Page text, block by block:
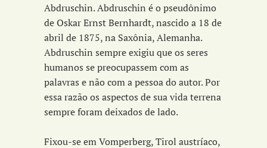
Abdruschin. Abdruschin é o pseudônimo
de Oskar Ernst Bernhardt, nascido a 18 de
abril de 1875, na Saxônia, Alemanha.
Abdruschin sempre exigiu que os seres
humanos se preocupassem com as
palavras e não com a pessoa do autor. Por
essa razão os aspectos de sua vida terrena
sempre foram deixados de lado.
Fixou-se em Vomperberg, Tirol austríaco,